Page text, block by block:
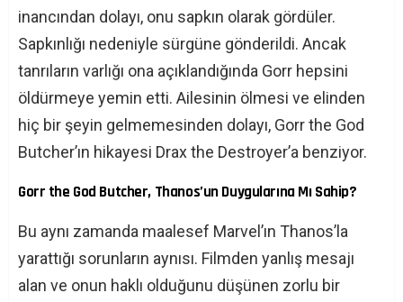
inancından dolayı, onu sapkın olarak gördüler.
Sapkınlığı nedeniyle sürgüne gönderildi. Ancak
tanrıların varlığı ona açıklandığında Gorr hepsini
öldürmeye yemin etti. Ailesinin ölmesi ve elinden
hiç bir şeyin gelmemesinden dolayı, Gorr the God
Butcher’ın hikayesi Drax the Destroyer’a benziyor.
Gorr the God Butcher, Thanos’un Duygularına Mı Sahip?
Bu aynı zamanda maalesef Marvel’ın Thanos’la
yarattığı sorunların aynısı. Filmden yanlış mesajı
alan ve onun haklı olduğunu düşünen zorlu bir